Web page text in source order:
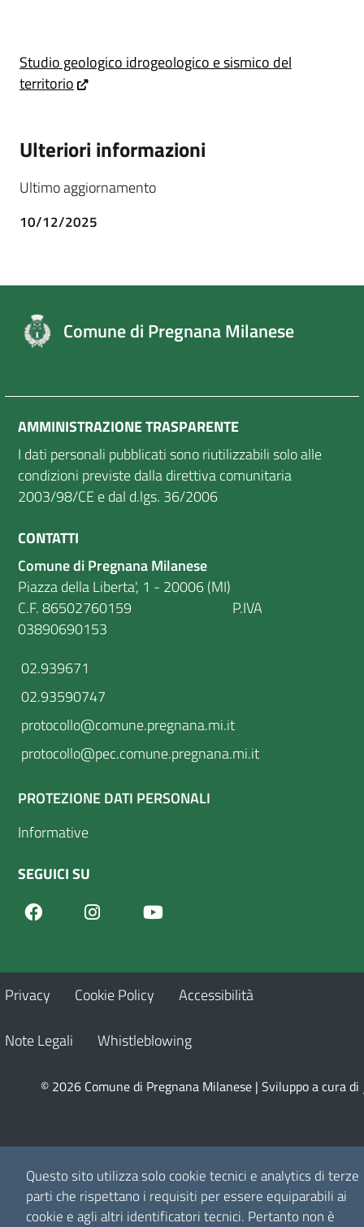
Questo sito utilizza solo cookie tecnici e analytics di terze
parti che rispettano i requisiti per essere equiparabili ai
cookie e agli altri identificatori tecnici. Pertanto non è
Studio geologico idrogeologico e sismico del
territorio
Ulteriori informazioni
Ultimo aggiornamento
10/12/2025
Comune di Pregnana Milanese
AMMINISTRAZIONE TRASPARENTE
I dati personali pubblicati sono riutilizzabili solo alle
condizioni previste dalla direttiva comunitaria
2003/98/CE e dal d.lgs. 36/2006
CONTATTI
Comune di Pregnana Milanese
Piazza della Liberta', 1 - 20006 (MI)
C.F. 86502760159 P.IVA
03890690153
02.939671
02.93590747
protocollo@comune.pregnana.mi.it
protocollo@pec.comune.pregnana.mi.it
PROTEZIONE DATI PERSONALI
Informative
SEGUICI SU
FacebookInstagram
Privacy Cookie Policy Accessibilità
Note Legali Whistleblowing
© 2026 Comune di Pregnana Milanese | Sviluppo a cura di